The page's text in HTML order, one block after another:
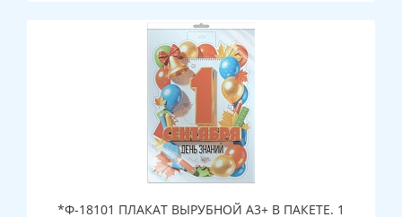
*Ф-18101 ПЛАКАТ ВЫРУБНОЙ А3+ В ПАКЕТЕ. 1